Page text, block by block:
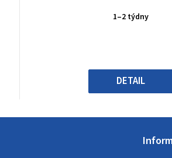
produktu
5
hvězdiček.
1–2 týdny
DETAIL